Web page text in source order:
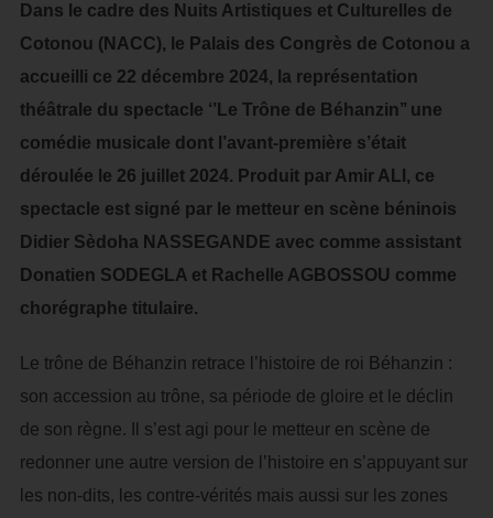
Dans le cadre des Nuits Artistiques et Culturelles de
Cotonou (NACC), le Palais des Congrès de Cotonou a
accueilli ce 22 décembre 2024, la représentation
théâtrale du spectacle ‘’Le Trône de Béhanzin’’ une
comédie musicale dont l’avant-première s’était
déroulée le 26 juillet 2024. Produit par Amir ALI, ce
spectacle est signé par le metteur en scène béninois
Didier Sèdoha NASSEGANDE avec comme assistant
Donatien SODEGLA et Rachelle AGBOSSOU comme
chorégraphe titulaire.
Le trône de Béhanzin retrace l’histoire de roi Béhanzin :
son accession au trône, sa période de gloire et le déclin
de son règne. Il s’est agi pour le metteur en scène de
redonner une autre version de l’histoire en s’appuyant sur
les non-dits, les contre-vérités mais aussi sur les zones